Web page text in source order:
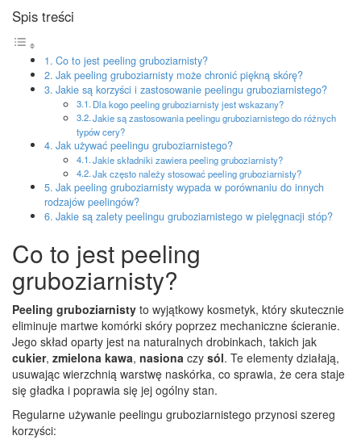
Spis treści
Co to jest peeling gruboziarnisty?
Jak peeling gruboziarnisty może chronić piękną skórę?
Jakie są korzyści i zastosowanie peelingu gruboziarnistego?
Dla kogo peeling gruboziarnisty jest wskazany?
Jakie są zastosowania peelingu gruboziarnistego do różnych
typów cery?
Jak używać peelingu gruboziarnistego?
Jakie składniki zawiera peeling gruboziarnisty?
Jak często należy stosować peeling gruboziarnisty?
Jak peeling gruboziarnisty wypada w porównaniu do innych
rodzajów peelingów?
Jakie są zalety peelingu gruboziarnistego w pielęgnacji stóp?
Co to jest peeling
gruboziarnisty?
Peeling gruboziarnisty to wyjątkowy kosmetyk, który skutecznie
eliminuje martwe komórki skóry poprzez mechaniczne ścieranie.
Jego skład oparty jest na naturalnych drobinkach, takich jak
cukier, zmielona kawa, nasiona czy sól. Te elementy działają,
usuwając wierzchnią warstwę naskórka, co sprawia, że cera staje
się gładka i poprawia się jej ogólny stan.
Regularne używanie peelingu gruboziarnistego przynosi szereg
korzyści: